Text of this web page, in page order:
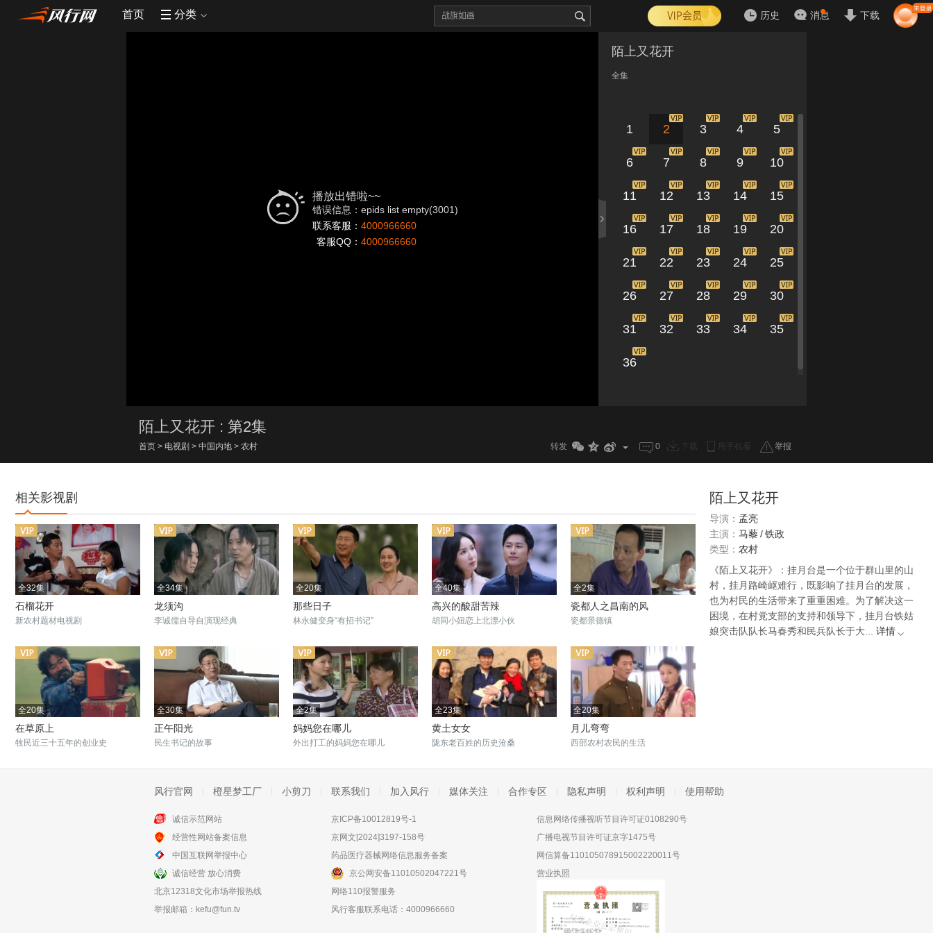
首页 分类 历史 消息 下载
播放出错啦~~
错误信息：epids list empty(3001)
联系客服： 4000966660
客服QQ： 4000966660
陌上又花开
全集
1 2 3 4 5
6 7 8 9 10
11 12 13 14 15
16 17 18 19 20
21 22 23 24 25
26 27 28 29 30
31 32 33 34 35
36
陌上又花开 : 第2集
首页 > 电视剧 > 中国内地 > 农村 转发 0 举报
相关影视剧
全32集
石榴花开
新农村题材电视剧
全34集
龙须沟
李诚儒自导自演现经典
全20集
那些日子
林永健变身“有招书记”
全40集
高兴的酸甜苦辣
胡同小妞恋上北漂小伙
全2集
瓷都人之昌南的风
瓷都景德镇
全20集
在草原上
牧民近三十五年的创业史
全30集
正午阳光
民生书记的故事
全2集
妈妈您在哪儿
外出打工的妈妈您在哪儿
全23集
黄土女女
陇东老百姓的历史沧桑
全20集
月儿弯弯
西部农村农民的生活
全33集
我的老爹
陌上又花开
导演： 孟亮
主演： 马藜/铁政
类型： 农村
《陌上又花开》：挂月台是一个位于群山里的山
村，挂月路崎岖难行，既影响了挂月台的发展，
也为村民的生活带来了重重困难。为了解决这一
困境，在村党支部的支持和领导下，挂月台铁姑
娘突击队队长马春秀和民兵队长于大...
详情
风行官网 橙星梦工厂 小剪刀 联系我们 加入风行 媒体关注 合作专区 隐私声明 权利声明 使用帮助
诚信示范网站
经营性网站备案信息
中国互联网举报中心
诚信经营 放心消费
北京12318文化市场举报热线
举报邮箱： kefu@fun.tv
京ICP备10012819号-1
京网文[2024]3197-158号
药品医疗器械网络信息服务备案
京公网安备11010502047221号
网络110报警服务
风行客服联系电话：4000966660
信息网络传播视听节目许可证0108290号
广播电视节目许可证京字1475号
网信算备110105078915002220011号
营业执照